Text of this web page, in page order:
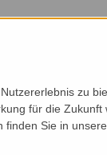
zu
für die
Sie in